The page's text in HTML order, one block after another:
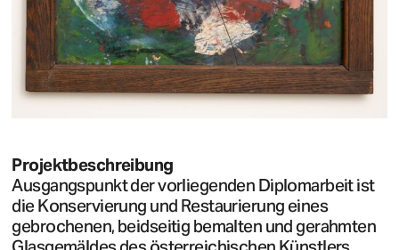
Projektbeschreibung
Ausgangspunkt der vorliegenden Diplomarbeit ist
die Konservierung und Restaurierung eines
gebrochenen, beidseitig bemalten und gerahmten